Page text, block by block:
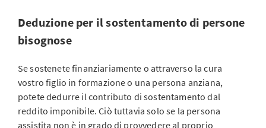
Deduzione per il sostentamento di persone
bisognose
Se sostenete finanziariamente o attraverso la cura
vostro figlio in formazione o una persona anziana,
potete dedurre il contributo di sostentamento dal
reddito imponibile. Ciò tuttavia solo se la persona
assistita non è in grado di provvedere al proprio